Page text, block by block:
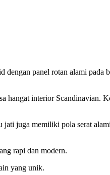
panel rotan alami pada
hangat interior Scandinavian.
juga memiliki pola serat
rapi dan modern.
yang unik.